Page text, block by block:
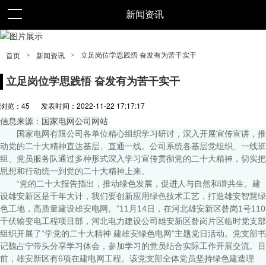
新闻资讯
首页 > 新闻资讯 > 立足岗位学思践悟 奋发有为苦干实干
立足岗位学思践悟 奋发有为苦干实干
浏览： 45 发表时间：2022-11-22 17:17:17
信息来源：国家电网公司网站
国家电网有限公司各单位精心组织学习研讨，深入开展宣传宣讲，推
动党的二十大精神直达基层、直通一线。公司系统各基层党组织、一线班
组、党员服务队通过多种形式深入学习宣传贯彻党的二十大精神，切实把
思想和行动统一到党的二十大精神上来。
“党的二十大报告指出，推动绿色发展，促进人与自然和谐共生。建
设雄安新区是千年大计，我们要创新应用绿色技术工艺，打造雄安智慧绿
色工地，高质量建设雄安电网。”11月14日，在河北雄安新区昝岗1号110
千伏输变电工程项目部，河北电力建设公司雄安新区昝岗片区临时党支部
组织开展了“学党的二十大精神 建雄安绿色电网”主题党日活动。党支部书
记魏占宁带头分享学习体会，参加学习的党员结合实际工作开展交流。目
前，雄安新区有6项在建电网工程。该党支部全体党员坚持绿色建造理